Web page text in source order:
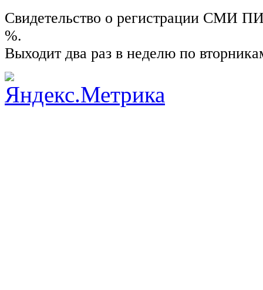
Свидетельство о регистрации СМИ
%.
Выходит два раз в неделю по